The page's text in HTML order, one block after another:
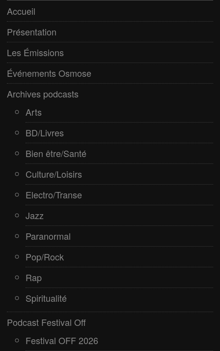
Culture/Loisirs
Electro/Transe
Paranormal
Pop/Rock
Rap
Spiritualité
Accueil
Présentation
Les Émissions
Événements Osmose
Archives podcasts
Arts
BD/Livres
Bien être/Santé
Culture/Loisirs
Electro/Transe
Jazz
Paranormal
Pop/Rock
Rap
Spiritualité
Podcast Festival Off
Festival OFF 2026